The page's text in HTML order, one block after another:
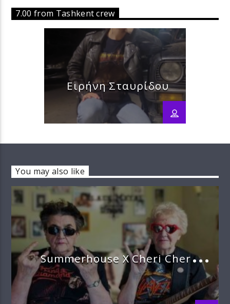
7.00 from Tashkent crew
Ειρήνη Σταυρίδου
You may also like
Summerhouse X Cheri Cheri
Ladies